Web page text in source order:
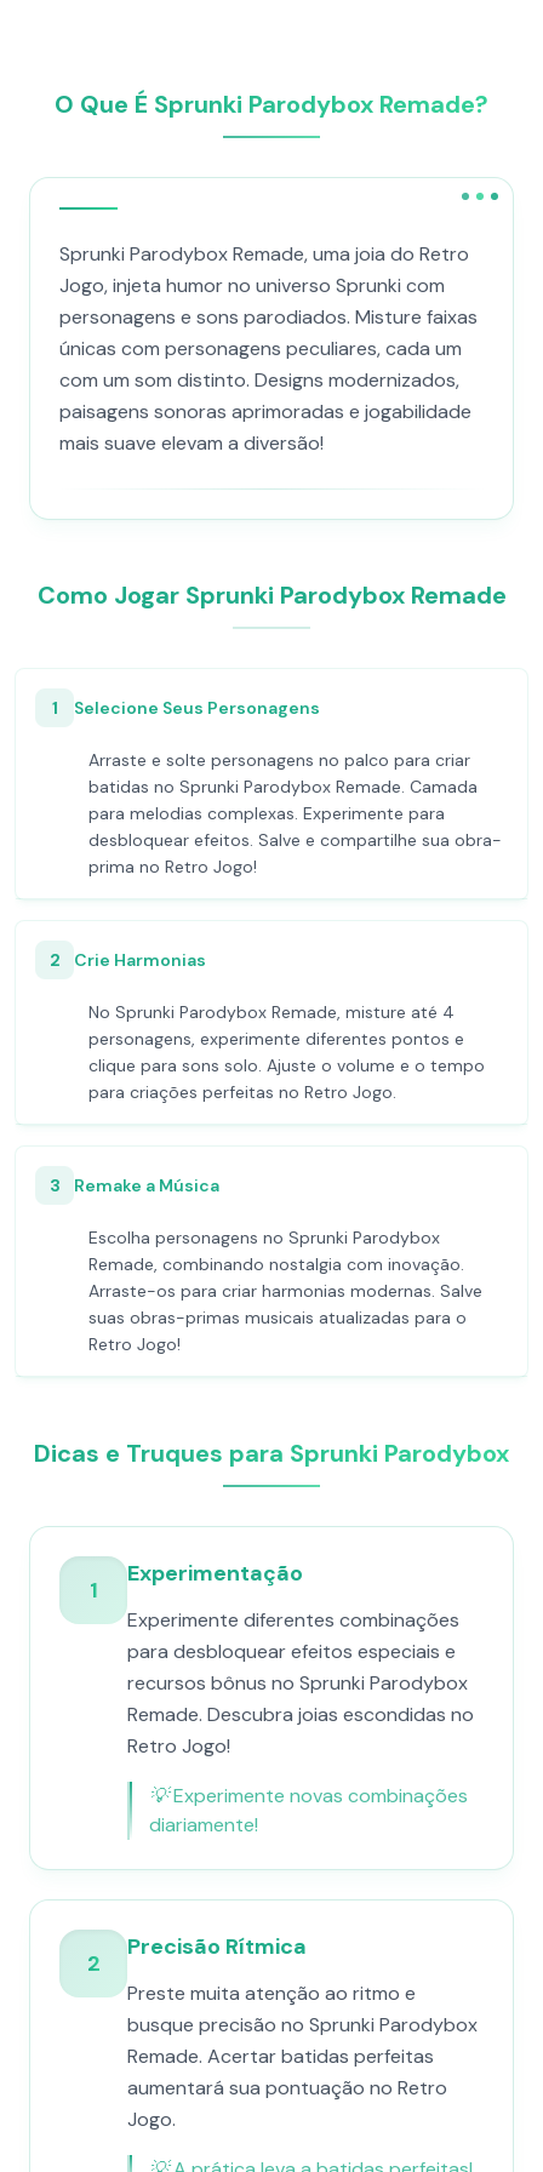
O Que É Sprunki Parodybox Remade?
Sprunki Parodybox Remade, uma joia do Retro
Jogo, injeta humor no universo Sprunki com
personagens e sons parodiados. Misture faixas
únicas com personagens peculiares, cada um
com um som distinto. Designs modernizados,
paisagens sonoras aprimoradas e jogabilidade
mais suave elevam a diversão!
Como Jogar Sprunki Parodybox Remade
1 Selecione Seus Personagens
Arraste e solte personagens no palco para criar
batidas no Sprunki Parodybox Remade. Camada
para melodias complexas. Experimente para
desbloquear efeitos. Salve e compartilhe sua obra-
prima no Retro Jogo!
2 Crie Harmonias
No Sprunki Parodybox Remade, misture até 4
personagens, experimente diferentes pontos e
clique para sons solo. Ajuste o volume e o tempo
para criações perfeitas no Retro Jogo.
3 Remake a Música
Escolha personagens no Sprunki Parodybox
Remade, combinando nostalgia com inovação.
Arraste-os para criar harmonias modernas. Salve
suas obras-primas musicais atualizadas para o
Retro Jogo!
Dicas e Truques para Sprunki Parodybox
1
Experimentação
Experimente diferentes combinações
para desbloquear efeitos especiais e
recursos bônus no Sprunki Parodybox
Remade. Descubra joias escondidas no
Retro Jogo!
💡Experimente novas combinações
diariamente!
2
Precisão Rítmica
Preste muita atenção ao ritmo e
busque precisão no Sprunki Parodybox
Remade. Acertar batidas perfeitas
aumentará sua pontuação no Retro
Jogo.